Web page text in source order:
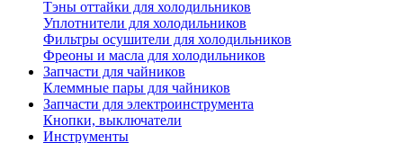
Тэны оттайки для холодильников
Уплотнители для холодильников
Фильтры осушители для холодильников
Фреоны и масла для холодильников
Запчасти для чайников
Клеммные пары для чайников
Запчасти для электроинструмента
Кнопки, выключатели
Инструменты